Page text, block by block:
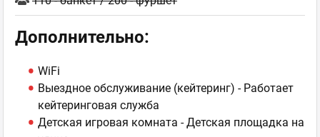
Дополнительно:
WiFi
Выездное обслуживание (кейтеринг) - Работает
кейтеринговая служба
Детская игровая комната - Детская площадка на